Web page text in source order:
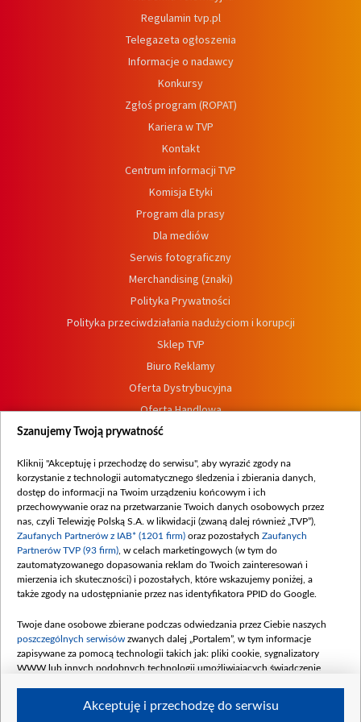
Regulamin tvp.pl
Telegazeta ogłoszenia
Informacje o nadawcy
Konkursy
Zgłoś program (ROPAT)
Kariera w TVP
Kontakt
Centrum informacji TVP
Komisja Etyki
Program dla prasy
Dla mediów
Serwis fotograficzny
Merchandising (znaki)
Polityka Prywatności
Polityka przeciwdziałania nadużyciom i korupcji
Sklep TVP
Biuro Reklamy
Oferta Dystrybucyjna
Oferta Handlowa
Dostępność
Procedura zgłoszeń wewnętrznych
Szanujemy Twoją prywatność
Kliknij "Akceptuję i przechodzę do serwisu", aby wyrazić zgody na
korzystanie z technologii automatycznego śledzenia i zbierania danych,
dostęp do informacji na Twoim urządzeniu końcowym i ich
przechowywanie oraz na przetwarzanie Twoich danych osobowych przez
nas, czyli Telewizję Polską S.A. w likwidacji (zwaną dalej również „TVP”),
Zaufanych Partnerów z IAB* (1201 firm) oraz pozostałych Zaufanych
Partnerów TVP (93 firm) , w celach marketingowych (w tym do
zautomatyzowanego dopasowania reklam do Twoich zainteresowań i
mierzenia ich skuteczności) i pozostałych, które wskazujemy poniżej, a
także zgody na udostępnianie przez nas identyfikatora PPID do Google.
Twoje dane osobowe zbierane podczas odwiedzania przez Ciebie naszych
poszczególnych serwisów zwanych dalej „Portalem”, w tym informacje
zapisywane za pomocą technologii takich jak: pliki cookie, sygnalizatory
WWW lub innych podobnych technologii umożliwiających świadczenie
Akceptuję i przechodzę do serwisu